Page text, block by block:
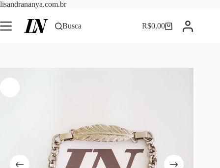
lisandrananya.com.brPular
o
conteúdo
Busca Carrinho
R$0,00